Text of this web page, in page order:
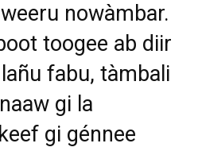
nowàmbar.
toogee ab diir
fabu, tàmbali
gi la
gi génnee